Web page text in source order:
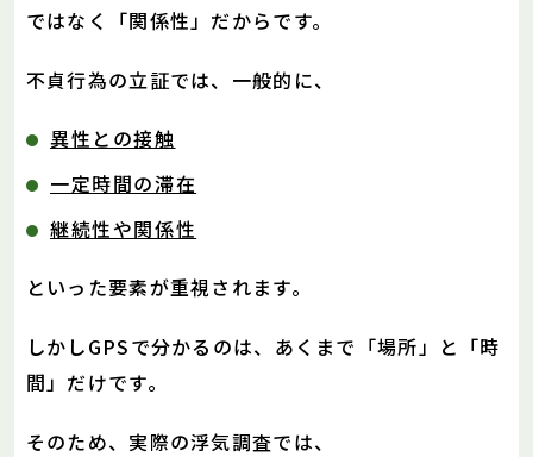
ではなく「関係性」だからです。
不貞行為の立証では、一般的に、
異性との接触
一定時間の滞在
継続性や関係性
といった要素が重視されます。
しかしGPSで分かるのは、あくまで「場所」と「時
間」だけです。
そのため、実際の浮気調査では、